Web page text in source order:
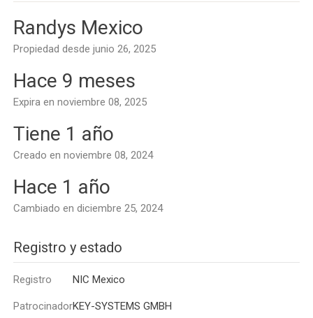
Randys Mexico
Propiedad desde junio 26, 2025
Hace 9 meses
Expira en noviembre 08, 2025
Tiene 1 año
Creado en noviembre 08, 2024
Hace 1 año
Cambiado en diciembre 25, 2024
Registro y estado
Registro NIC Mexico
PatrocinadorKEY-SYSTEMS GMBH